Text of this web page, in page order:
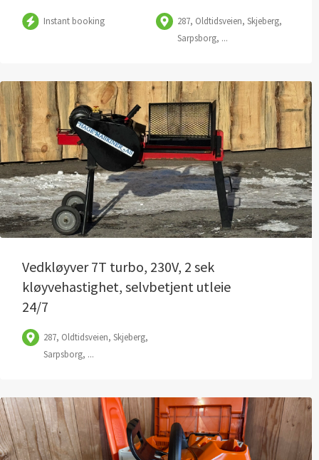
Instant booking
287, Oldtidsveien, Skjeberg,
Sarpsborg, ...
Vedkløyver 7T turbo, 230V, 2 sek
kløyvehastighet, selvbetjent utleie
24/7
287, Oldtidsveien, Skjeberg,
Sarpsborg, ...